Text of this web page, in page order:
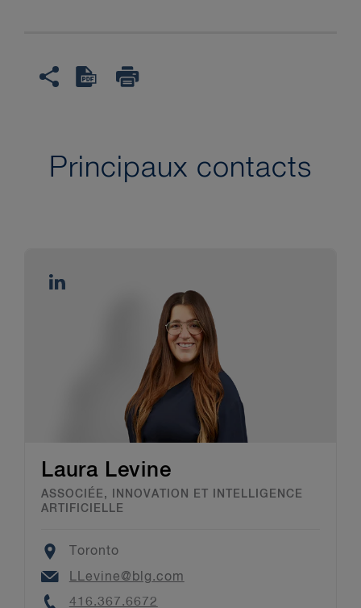
Principaux contacts
Laura Levine
ASSOCIÉE, INNOVATION ET INTELLIGENCE
ARTIFICIELLE
Location
Toronto
Email
LLevine@blg.com
Phone
416.367.6672